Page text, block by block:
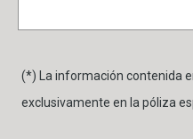
(*) La información contenida
exclusivamente en la póliza